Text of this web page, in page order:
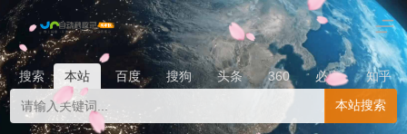
搜索 本站 百度 搜狗 头条 360 必应
知乎
本站搜索